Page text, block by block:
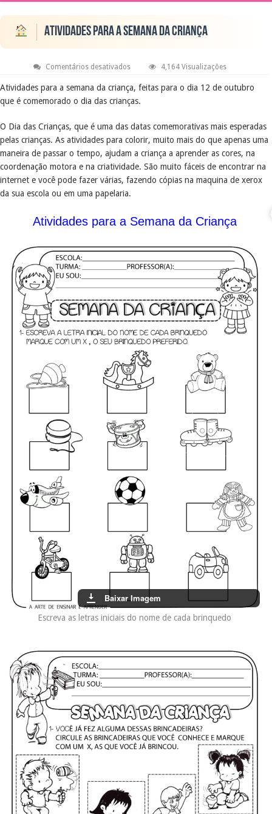
Atividades para a Semana da Criança
Comentários desativadosem
para
a
Semana
4,164 Visualizações
Atividades para a semana da criança, feitas para o dia 12 de outubro
que é comemorado o dia das crianças.
O Dia das Crianças, que é uma das datas comemorativas mais esperadas
pelas crianças. As atividades para colorir, muito mais do que apenas uma
maneira de passar o tempo, ajudam a criança a aprender as cores, na
coordenação motora e na criatividade. São muito fáceis de encontrar na
internet e você pode fazer várias, fazendo cópias na maquina de xerox
da sua escola ou em uma papelaria.
Atividades para a Semana da Criança
Baixar Imagem
Escreva as letras iniciais do nome de cada brinquedo